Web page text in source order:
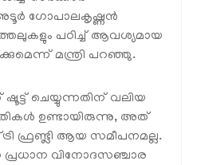
അടൂർ ഗോപാലകൃഷ്ണൻ
പഠിച്ച് ആവശ്യമായ
മന്ത്രി പറഞ്ഞു.
ചെയ്യുന്നതിന് വലിയ
ഉണ്ടായിരുന്നു, അത്
ഫ്രണ്ട്ലി ആയ സമീപനമല്ല.
വിനോദസഞ്ചാര